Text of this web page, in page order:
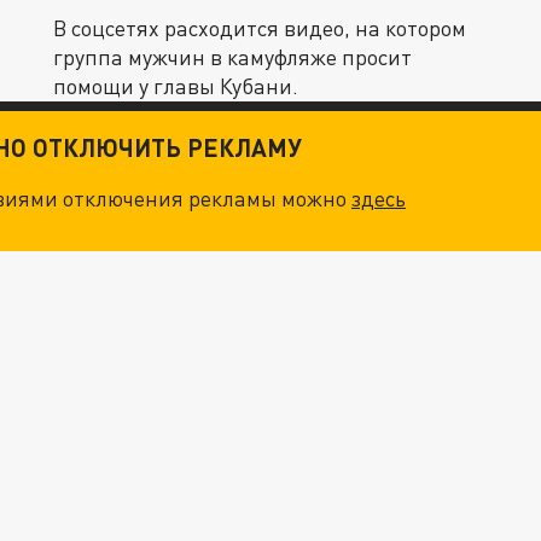
В соцсетях расходится видео, на котором
группа мужчин в камуфляже просит
помощи у главы Кубани.
ОТКЛЮЧИТЬ РЕКЛАМУ
отключения рекламы можноздесь